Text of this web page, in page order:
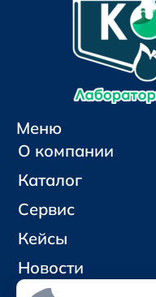
Меню
О компании
Каталог
Сервис
Кейсы
Новости